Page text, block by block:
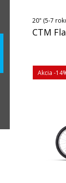
20" (5-7
CTM
Akcia -